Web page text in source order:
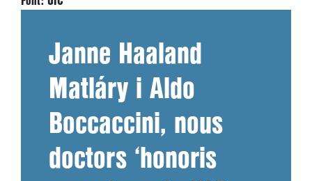
Janne Haaland
Matláry i Aldo
Boccaccini, nous
doctors ‘honoris